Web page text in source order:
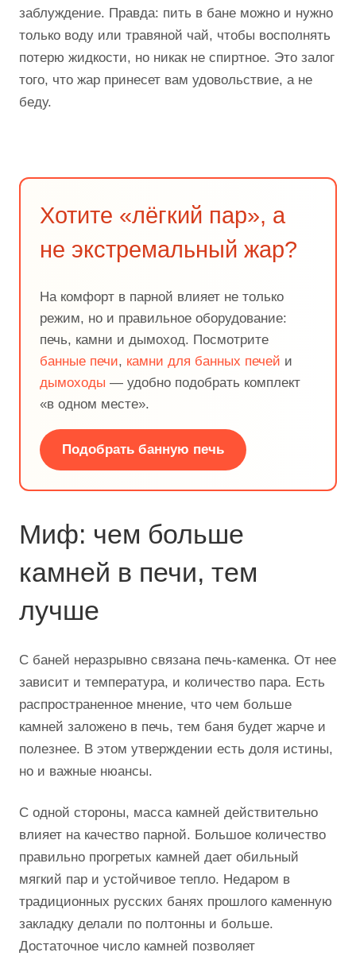
заблуждение. Правда: пить в бане можно и нужно
только воду или травяной чай, чтобы восполнять
потерю жидкости, но никак не спиртное. Это залог
того, что жар принесет вам удовольствие, а не
беду.
Хотите «лёгкий пар», а
не экстремальный жар?
На комфорт в парной влияет не только
режим, но и правильное оборудование:
печь, камни и дымоход. Посмотрите
банные печи, камни для банных печей и
дымоходы — удобно подобрать комплект
«в одном месте».
Подобрать банную печь
Миф: чем больше
камней в печи, тем
лучше
С баней неразрывно связана печь-каменка. От нее
зависит и температура, и количество пара. Есть
распространенное мнение, что чем больше
камней заложено в печь, тем баня будет жарче и
полезнее. В этом утверждении есть доля истины,
но и важные нюансы.
С одной стороны, масса камней действительно
влияет на качество парной. Большое количество
правильно прогретых камней дает обильный
мягкий пар и устойчивое тепло. Недаром в
традиционных русских банях прошлого каменную
закладку делали по полтонны и больше.
Достаточное число камней позволяет